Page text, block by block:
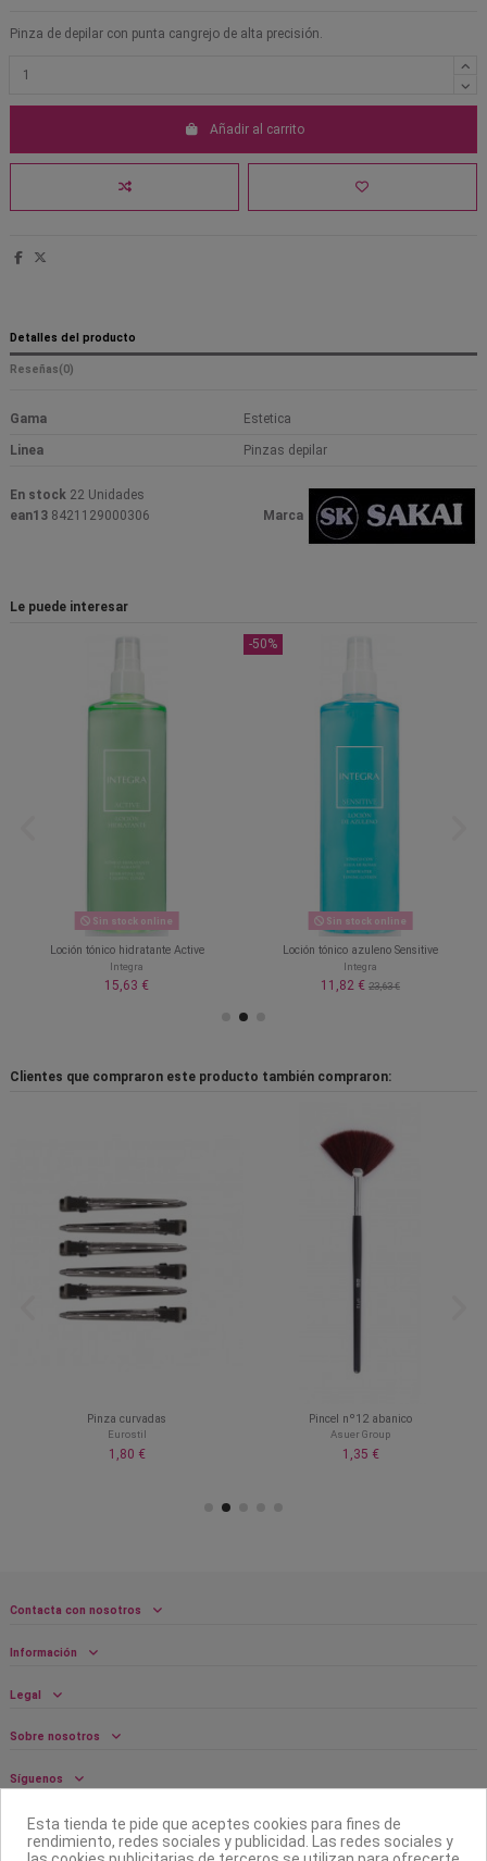
Pinza de depilar con punta cangrejo de alta precisión.
Añadir al carrito
Detalles del producto
Reseñas(0)
Gama Estetica
Linea Pinzas depilar
Marca
En stock 22 Unidades
ean13 8421129000306
Le puede interesar
Sin stock online
Loción tónico hidratante Active
Integra
15,63 €
-50%
Sin stock online
Loción tónico azuleno Sensitive
Integra
11,82 € 23,63 €
Clientes que compraron este producto también compraron:
Pinza curvadas
Eurostil
1,80 €
Pincel nº12 abanico
Asuer Group
1,35 €
Contacta con nosotros
Información
Legal
Sobre nosotros
Síguenos
Boletín
Esta tienda te pide que aceptes cookies para fines de
rendimiento, redes sociales y publicidad. Las redes sociales y